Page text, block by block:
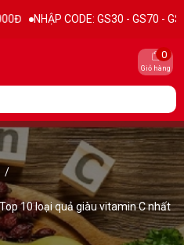
GS30 - GS70 - GS100 giảm
Giỏ hàng
0
/
10 loại quả giàu vitamin C nhất